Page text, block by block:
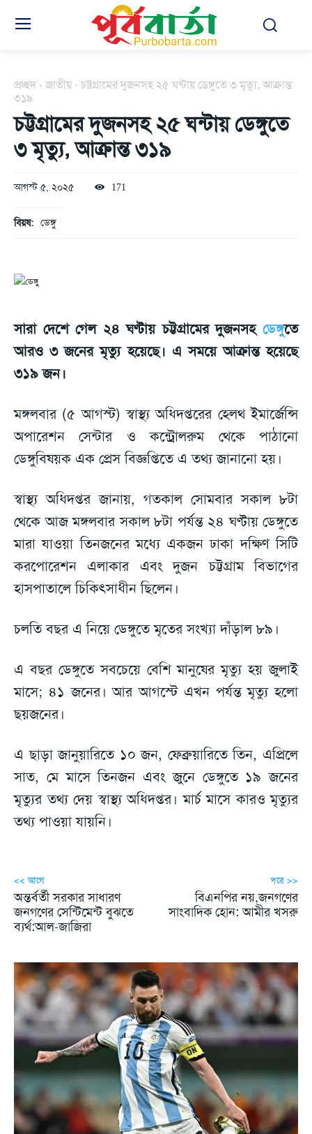
প্রচ্ছদ জাতীয়
চট্টগ্রামের দুজনসহ ২৫ ঘন্টায় ডেঙ্গুতে ৩ মৃত্যু, আক্রান্ত
৩১৯
চট্টগ্রামের দুজনসহ ২৫ ঘন্টায় ডেঙ্গুতে
৩ মৃত্যু, আক্রান্ত ৩১৯
আগস্ট ৫, ২০২৫ 171
বিয়ষ: ডেঙ্গু
সারা দেশে গেল ২৪ ঘণ্টায় চট্টগ্রামের দুজনসহ ডেঙ্গুতে
আরও ৩ জনের মৃত্যু হয়েছে। এ সময়ে আক্রান্ত হয়েছে
৩১৯ জন।
মঙ্গলবার (৫ আগস্ট) স্বাস্থ্য অধিদপ্তরের হেলথ ইমার্জেন্সি
অপারেশন সেন্টার ও কন্ট্রোলরুম থেকে পাঠানো
ডেঙ্গুবিষয়ক এক প্রেস বিজ্ঞপ্তিতে এ তথ্য জানানো হয়।
স্বাস্থ্য অধিদপ্তর জানায়, গতকাল সোমবার সকাল ৮টা
থেকে আজ মঙ্গলবার সকাল ৮টা পর্যন্ত ২৪ ঘণ্টায় ডেঙ্গুতে
মারা যাওয়া তিনজনের মধ্যে একজন ঢাকা দক্ষিণ সিটি
করপোরেশন এলাকার এবং দুজন চট্টগ্রাম বিভাগের
হাসপাতালে চিকিৎসাধীন ছিলেন।
চলতি বছর এ নিয়ে ডেঙ্গুতে মৃতের সংখ্যা দাঁড়াল ৮৯।
এ বছর ডেঙ্গুতে সবচেয়ে বেশি মানুষের মৃত্যু হয় জুলাই
মাসে; ৪১ জনের। আর আগস্টে এখন পর্যন্ত মৃত্যু হলো
ছয়জনের।
এ ছাড়া জানুয়ারিতে ১০ জন, ফেব্রুয়ারিতে তিন, এপ্রিলে
সাত, মে মাসে তিনজন এবং জুনে ডেঙ্গুতে ১৯ জনের
মৃত্যুর তথ্য দেয় স্বাস্থ্য অধিদপ্তর। মার্চ মাসে কারও মৃত্যুর
তথ্য পাওয়া যায়নি।
<< আগে
অন্তর্বর্তী সরকার সাধারণ
জনগণের সেন্টিমেন্ট বুঝতে
ব্যর্থ:আল-জাজিরা
পরে >>
বিএনপির নয়,জনগণের
সাংবাদিক হোন: আমীর খসরু